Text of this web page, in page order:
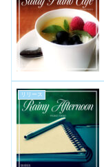
リリース